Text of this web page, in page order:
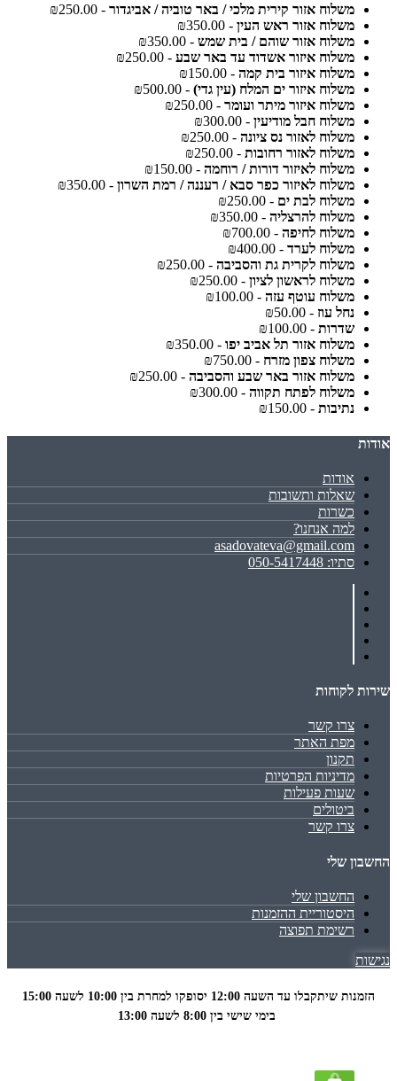
משלוח אזור קירית מלכי / באר טוביה / אביגדור - ₪250.00
משלוח אזור ראש העין - ₪350.00
משלוח אזור שוהם / בית שמש - ₪350.00
משלוח איזור אשדוד עד באר שבע - ₪250.00
משלוח איזור בית קמה - ₪150.00
משלוח איזור ים המלח (עין גדי) - ₪500.00
משלוח איזור מיתר ועומר - ₪250.00
משלוח חבל מודיעין - ₪300.00
משלוח לאזור נס ציונה - ₪250.00
משלוח לאזור רחובות - ₪250.00
משלוח לאיזור דורות / רוחמה - ₪150.00
משלוח לאיזור כפר סבא / רעננה / רמת השרון - ₪350.00
משלוח לבת ים - ₪250.00
משלוח להרצליה - ₪350.00
משלוח לחיפה - ₪700.00
משלוח לערד - ₪400.00
משלוח לקרית גת והסביבה - ₪250.00
משלוח לראשון לציון - ₪250.00
משלוח עוטף עזה - ₪100.00
נחל עוז - ₪50.00
שדרות - ₪100.00
משלוח אזור תל אביב יפו - ₪350.00
משלוח צפון מזרח - ₪750.00
משלוח אזור באר שבע והסביבה - ₪250.00
משלוח לפתח תקווה - ₪300.00
נתיבות - ₪150.00
אודות
אודות
שאלות ותשובות
כשרות
למה אנחנו?
asadovateva@gmail.com
סתיו: 050-5417448
שירות לקוחות
צרו קשר
מפת האתר
תקנון
מדיניות הפרטיות
שעות פעילות
ביטולים
צרו קשר
החשבון שלי
החשבון שלי
היסטוריית ההזמנות
רשימת תפוצה
נגישות
הזמנות שיתקבלו עד השעה 12:00 יסופקו למחרת בין 10:00 לשעה
15:00